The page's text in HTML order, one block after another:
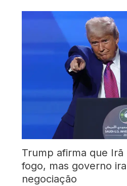
Trump afirma que Irã
fogo, mas governo
negociação